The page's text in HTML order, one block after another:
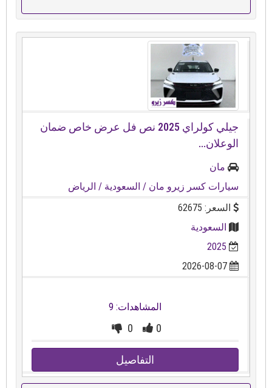
جيلي كولراي ⁦⁦2025⁩⁩ نص فل عرض خاص ضمان
الوعلان...
مان
سيارات كسر زيرو مان/ السعودية/ الرياض
السعر: 62675
السعودية
2025
2026-08-07
المشاهدات: 9
0
0
التفاصيل